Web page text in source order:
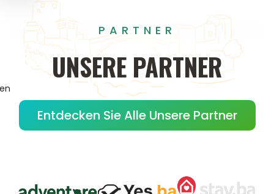
PARTNER
UNSERE PARTNER
Entdecken Sie Alle Unsere Partner